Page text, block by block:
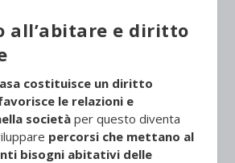
all’abitare e diritto
costituisce un diritto
le relazioni e
società per questo diventa
percorsi che mettano al
bisogni abitativi delle